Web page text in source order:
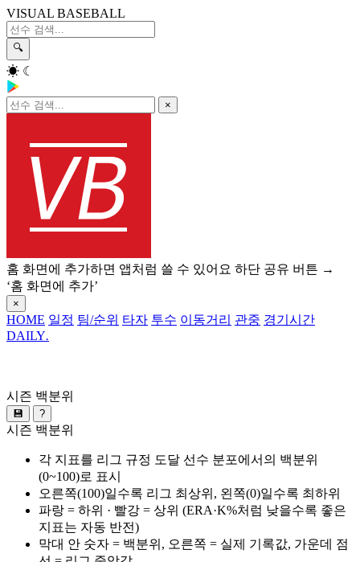
VISUAL BASEBALL
🔍
☀ ☾
×
홈 화면에 추가하면 앱처럼 쓸 수 있어요 하단 공유 버튼 →
‘홈 화면에 추가’
×
HOME 일정 팀/순위 타자 투수 이동거리 관중 경기시간
DAILY.
시즌 백분위
💾 ?
시즌 백분위
각 지표를 리그 규정 도달 선수 분포에서의 백분위
(0~100)로 표시
오른쪽(100)일수록 리그 최상위, 왼쪽(0)일수록 최하위
파랑 = 하위 · 빨강 = 상위 (ERA·K%처럼 낮을수록 좋은
지표는 자동 반전)
막대 안 숫자 = 백분위, 오른쪽 = 실제 기록값, 가운데 점